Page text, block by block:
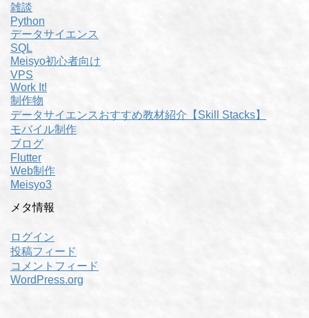
雑談
Python
データサイエンス
SQL
Meisyo初心者向け
VPS
Work It!
制作物
データサイエンスおすすめ教材紹介【Skill Stacks】
モバイル制作
ブログ
Flutter
Web制作
Meisyo3
メタ情報
ログイン
投稿フィード
コメントフィード
WordPress.org